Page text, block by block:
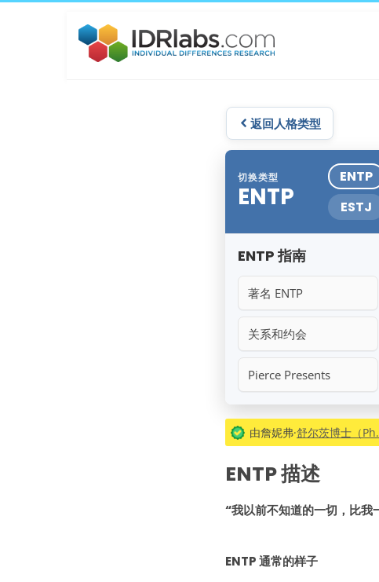
返回人格类型
切换类型
ENTP
ENTP
ESTJ
ENTP 指南
著名 ENTP
关系和约会
Pierce Presents
由詹妮弗·舒尔茨博士（
ENTP 描述
“我以前不知道的一切，比我
ENTP 通常的样子